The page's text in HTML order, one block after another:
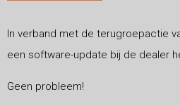
In verband met de terugroepactie
een software-update bij de dealer
Geen probleem!